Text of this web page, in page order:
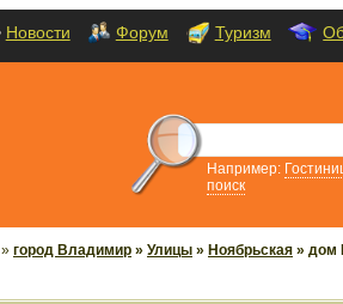
Новости Форум Туризм
Например:
поиск
» город Владимир » Улицы » Ноябрьская » дом